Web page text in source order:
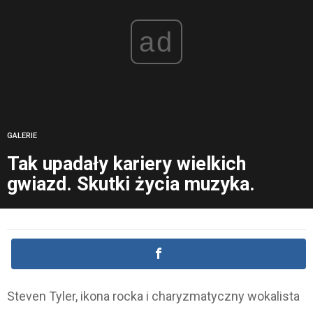
ad
GALERIE
Tak upadały kariery wielkich
gwiazd. Skutki życia muzyka.
Steven Tyler, ikona rocka i charyzmatyczny wokalista